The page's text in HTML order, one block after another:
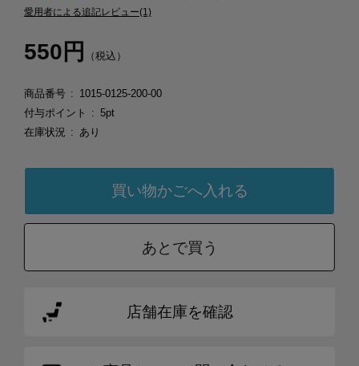
愛用者による追記レビュー(1)
550円 （税込）
商品番号
1015-0125-200-00
付与ポイント
5pt
在庫状況
あり
あとで買う
店舗在庫を確認